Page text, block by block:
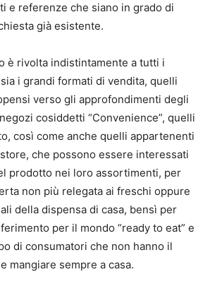
e referenze che siano in grado di
già esistente.
è rivolta indistintamente a tutti i
i grandi formati di vendita, quelli
verso gli approfondimenti degli
cosiddetti “Convenience”, quelli
così come anche quelli appartenenti
che possono essere interessati
prodotto nei loro assortimenti, per
non più relegata ai freschi oppure
della dispensa di casa, bensì per
per il mondo “ready to eat” e
di consumatori che non hanno il
mangiare sempre a casa.